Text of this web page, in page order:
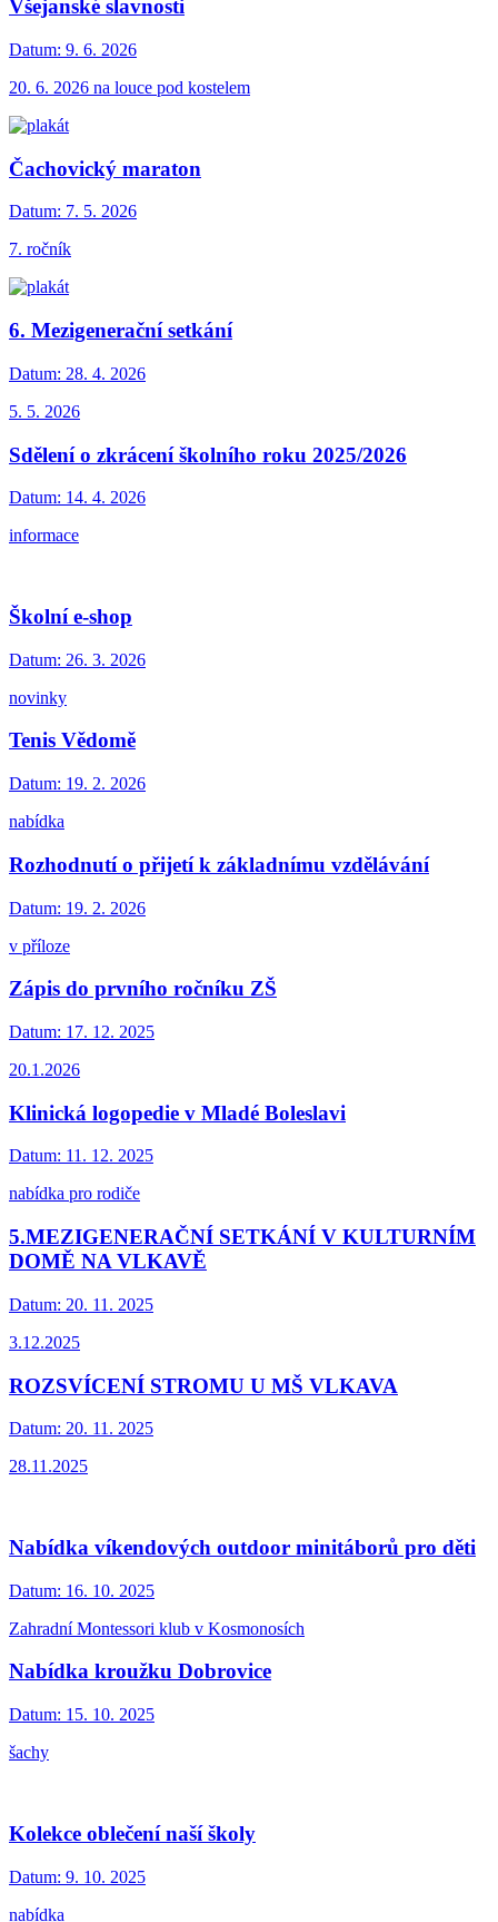
Všejanské slavnosti
Datum: 9. 6. 2026
20. 6. 2026 na louce pod kostelem
Čachovický maraton
Datum: 7. 5. 2026
7. ročník
6. Mezigenerační setkání
Datum: 28. 4. 2026
5. 5. 2026
Sdělení o zkrácení školního roku 2025/2026
Datum: 14. 4. 2026
informace
Školní e-shop
Datum: 26. 3. 2026
novinky
Tenis Vědomě
Datum: 19. 2. 2026
nabídka
Rozhodnutí o přijetí k základnímu vzdělávání
Datum: 19. 2. 2026
v příloze
Zápis do prvního ročníku ZŠ
Datum: 17. 12. 2025
20.1.2026
Klinická logopedie v Mladé Boleslavi
Datum: 11. 12. 2025
nabídka pro rodiče
5.MEZIGENERAČNÍ SETKÁNÍ V KULTURNÍM
DOMĚ NA VLKAVĚ
Datum: 20. 11. 2025
3.12.2025
ROZSVÍCENÍ STROMU U MŠ VLKAVA
Datum: 20. 11. 2025
28.11.2025
Nabídka víkendových outdoor minitáborů pro děti
Datum: 16. 10. 2025
Zahradní Montessori klub v Kosmonosích
Nabídka kroužku Dobrovice
Datum: 15. 10. 2025
šachy
Kolekce oblečení naší školy
Datum: 9. 10. 2025
nabídka